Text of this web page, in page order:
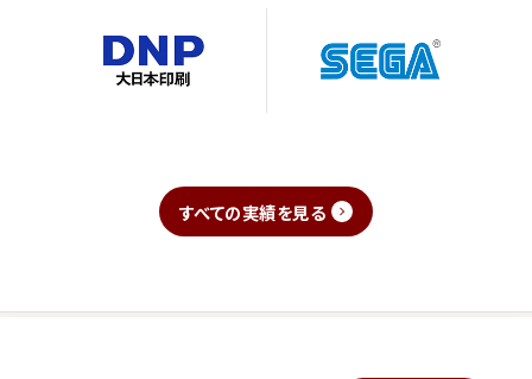
すべての実績を見る